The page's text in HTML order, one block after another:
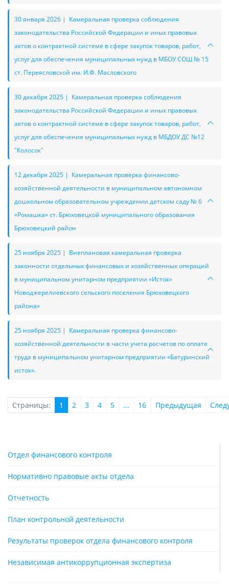
Отдел финансового контроля
Нормативно правовые акты отдела
Отчетность
План контрольной деятельности
Результаты проверок отдела финансового контроля
Независимая антикоррупционная экспертиза
30 января 2026 | Камеральная проверка соблюдения
законодательства Российской Федерации и иных правовых
актов о контрактной системе в сфере закупок товаров, работ,
услуг для обеспечения муниципальных нужд в МБОУ СОШ № 15
ст. Переясловской им. И.Ф. Масловского
30 декабря 2025 | Камеральная проверка соблюдения
законодательства Российской Федерации и иных правовых
актов о контрактной системе в сфере закупок товаров, работ,
услуг для обеспечения муниципальных нужд в МБДОУ ДС №12
"Колосок"
12 декабря 2025 | Камеральная проверка финансово-
хозяйственной деятельности в муниципальном автономном
дошкольном образовательном учреждении детском саду № 6
«Ромашка» ст. Брюховецкой муниципального образования
Брюховецкий район
25 ноября 2025 | Внеплановая камеральная проверка
законности отдельных финансовых и хозяйственных операций
в муниципальном унитарном предприятии «Исток»
Новоджерелиевского сельского поселения Брюховецкого
района»
25 ноября 2025 | Камеральная проверка финансово-
хозяйственной деятельности в части учета расчетов по оплате
труда в муниципальном унитарном предприятии «Батуринский
исток».
Страницы: 1 2 3 4 5 ... 16 Предыдущая